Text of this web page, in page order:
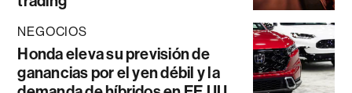
NEGOCIOS
Honda eleva su previsión de
ganancias por el yen débil y la